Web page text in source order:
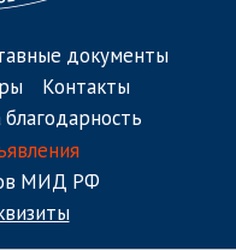
документы
Контакты
МИД РФ